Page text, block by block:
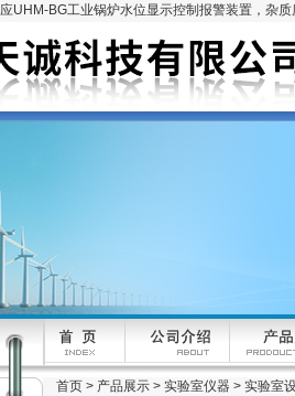
UHM-BG工业锅炉水位显示控制报警装置，杂
首页 > 产品展示 > 实验室仪器 > 实验室